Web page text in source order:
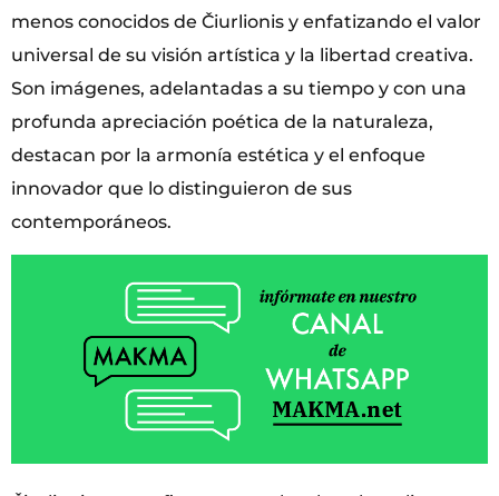
menos conocidos de Čiurlionis y enfatizando el valor
universal de su visión artística y la libertad creativa.
Son imágenes, adelantadas a su tiempo y con una
profunda apreciación poética de la naturaleza,
destacan por la armonía estética y el enfoque
innovador que lo distinguieron de sus
contemporáneos.